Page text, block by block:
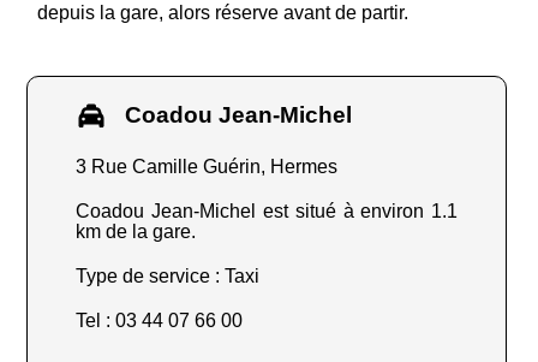
depuis la gare, alors réserve avant de partir.
Coadou Jean-Michel
3 Rue Camille Guérin, Hermes
Coadou Jean-Michel est situé à environ 1.1
km de la gare.
Type de service : Taxi
Tel : 03 44 07 66 00